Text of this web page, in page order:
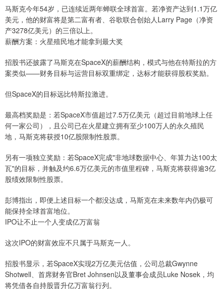
马斯克今年54岁，已连续近两年蝉联全球首富。若净资产达到1.1万亿
美元，他的财富将是第二富有者、谷歌联合创始人Larry Page（净资
产3278亿美元）的三倍以上。
薪酬方案：火星殖民地才能拿到最大奖
招股书还披露了马斯克在SpaceX的薪酬结构，模式与他在特斯拉的方
案类似——财务目标与运营目标双重绑定，达标才能获得股权奖励。
但SpaceX的目标远比特斯拉激进。
最高档奖励是：若SpaceX市值超过7.5万亿美元（超过目前地球上任
何一家公司），且公司已在火星建立拥有至少100万人的永久殖民
地，马斯克将获授10亿股限制性股票。
另有一项独立奖励：若SpaceX完成"非地球数据中心、年算力达100太
瓦"的目标，并触及约6.6万亿美元的市值里程碑，马斯克将获得逾3亿
股绩效限制性股票。
彭博指出，即便上述目标一个都没达成，马斯克在未来数年内仍极可
能保持全球首富地位。
IPO让不止一个人变成亿万富翁
这次IPO的财富效应不只属于马斯克一人。
招股书显示，若SpaceX实现2万亿美元估值，公司总裁Gwynne
Shotwell、首席财务官Bret Johnsen以及董事会成员Luke Nosek，均
将凭借各自持股晋升亿万富翁行列。